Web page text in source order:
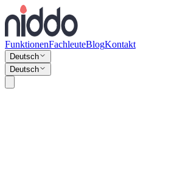
FunktionenFachleuteBlogKontakt
Deutsch
Deutsch